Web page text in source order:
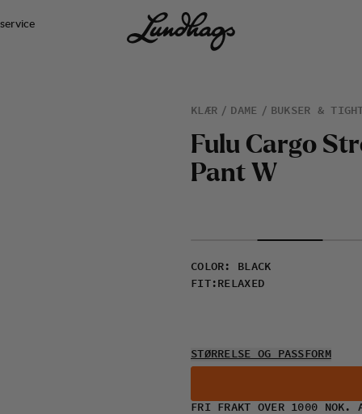
KLÆR DAME BUKSER &
Fulu Cargo Str
Pant W
COLOR :
BLACK
FIT: RELAXED
STØRRELSE OG PASSFORM
FRI FRAKT OVER 1000 NOK.